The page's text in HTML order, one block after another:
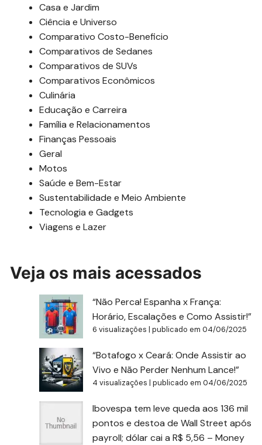
Casa e Jardim
Ciência e Universo
Comparativo Costo-Beneficio
Comparativos de Sedanes
Comparativos de SUVs
Comparativos Econômicos
Culinária
Educação e Carreira
Família e Relacionamentos
Finanças Pessoais
Geral
Motos
Saúde e Bem-Estar
Sustentabilidade e Meio Ambiente
Tecnologia e Gadgets
Viagens e Lazer
Veja os mais acessados
“Não Perca! Espanha x França:
Horário, Escalações e Como Assistir!”
6 visualizações |publicado em 04/06/2025
“Botafogo x Ceará: Onde Assistir ao
Vivo e Não Perder Nenhum Lance!”
4 visualizações |publicado em 04/06/2025
Ibovespa tem leve queda aos 136 mil
pontos e destoa de Wall Street após
payroll; dólar cai a R$ 5,56 – Money